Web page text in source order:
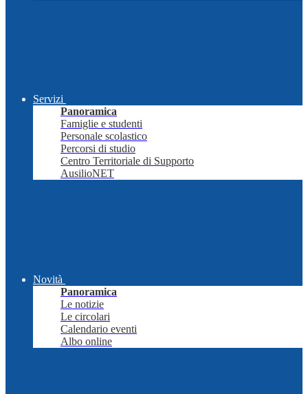
Servizi
Panoramica
Famiglie e studenti
Personale scolastico
Percorsi di studio
Centro Territoriale di Supporto
AusilioNET
Novità
Panoramica
Le notizie
Le circolari
Calendario eventi
Albo online